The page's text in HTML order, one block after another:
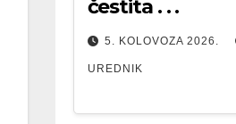
čestita . . .
5. KOLOVOZA 2026.
UREDNIK